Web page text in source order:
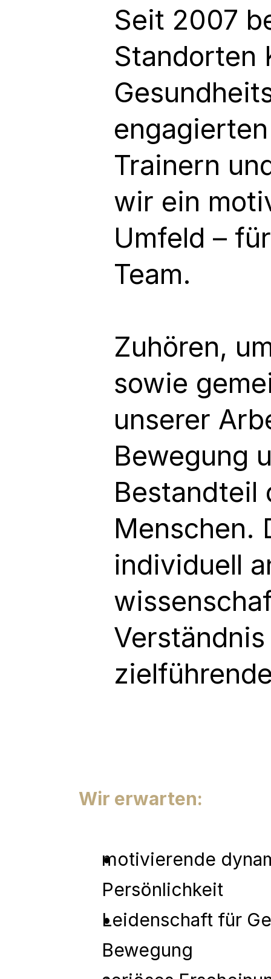
Seit 2007
Standorten
Trainern
wir ein
Umfeld –
Team.
Zuhören,
sowie
unserer
Bewegung
Bestandteil
Menschen.
individuell
Wir erwarten:
motivierende
Persönlichkeit
Leidenschaft für
Bewegung